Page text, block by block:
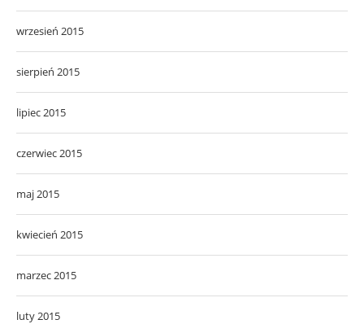
wrzesień 2015
sierpień 2015
lipiec 2015
czerwiec 2015
maj 2015
kwiecień 2015
marzec 2015
luty 2015